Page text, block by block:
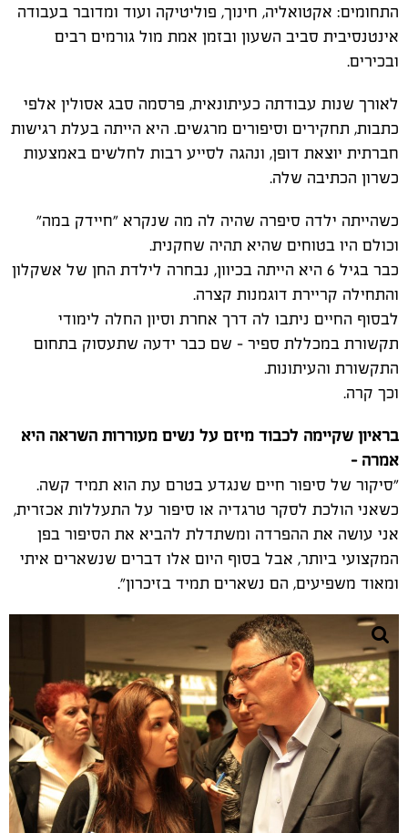
התחומים: אקטואליה, חינוך, פוליטיקה ועוד ומדובר בעבודה
אינטנסיבית סביב השעון ובזמן אמת מול גורמים רבים
ובכירים.
לאורך שנות עבודתה כעיתונאית, פרסמה סבג אסולין אלפי
כתבות, תחקירים וסיפורים מרגשים. היא הייתה בעלת רגישות
חברתית יוצאת דופן, ונהגה לסייע רבות לחלשים באמצעות
כשרון הכתיבה שלה.
כשהייתה ילדה סיפרה שהיה לה מה שנקרא "חיידק במה"
וכולם היו בטוחים שהיא תהיה שחקנית.
כבר בגיל 6 היא הייתה בכיוון, נבחרה לילדת החן של אשקלון
והתחילה קריירת דוגמנות קצרה.
לבסוף החיים ניתבו לה דרך אחרת וסיון החלה לימודי
תקשורת במכללת ספיר - שם כבר ידעה שתעסוק בתחום
התקשורת והעיתונות.
וכך קרה.
בראיון שקיימה לכבוד מיזם על נשים מעוררות השראה היא
אמרה -
"סיקור של סיפור חיים שנגדע בטרם עת הוא תמיד קשה.
כשאני הולכת לסקר טרגדיה או סיפור על התעללות אכזרית,
אני עושה את ההפרדה ומשתדלת להביא את הסיפור בפן
המקצועי ביותר, אבל בסוף היום אלו דברים שנשארים איתי
ומאוד משפיעים, הם נשארים תמיד בזיכרון".